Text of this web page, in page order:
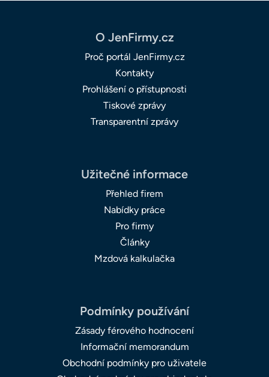
O JenFirmy.cz
Proč portál JenFirmy.cz
Kontakty
Prohlášení o přístupnosti
Tiskové zprávy
Transparentní zprávy
Užitečné informace
Přehled firem
Nabídky práce
Pro firmy
Články
Mzdová kalkulačka
Podmínky používání
Zásady férového hodnocení
Informační memorandum
Obchodní podmínky pro uživatele